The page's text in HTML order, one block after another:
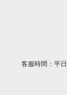
客服時間：平